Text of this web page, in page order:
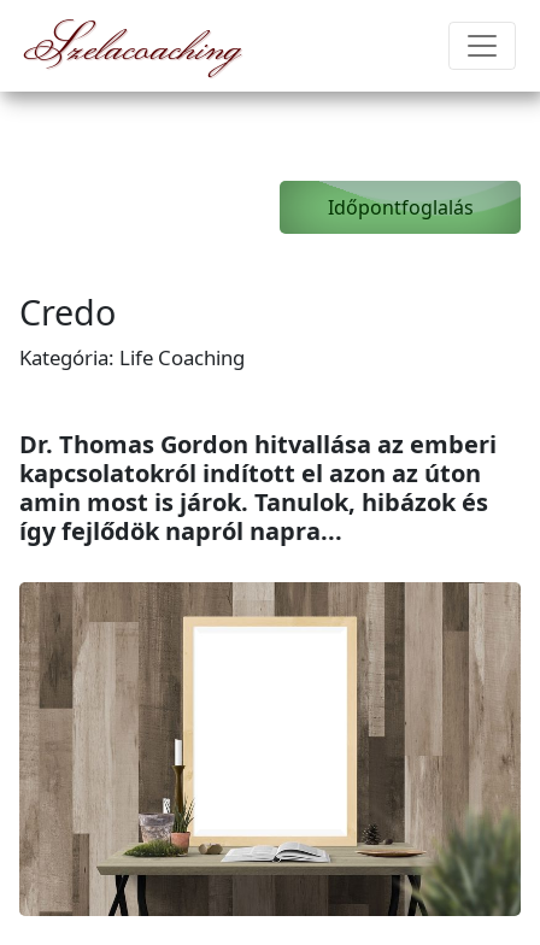
Szelacoaching
Időpontfoglalás
Credo
Kategória: Life Coaching
Dr. Thomas Gordon hitvallása az emberi
kapcsolatokról indított el azon az úton
amin most is járok. Tanulok, hibázok és
így fejlődök napról napra...